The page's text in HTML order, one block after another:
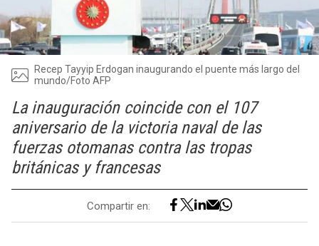
Recep Tayyip Erdogan inaugurando el puente más largo del
mundo/Foto AFP
La inauguración coincide con el 107
aniversario de la victoria naval de las
fuerzas otomanas contra las tropas
británicas y francesas
Compartir en: